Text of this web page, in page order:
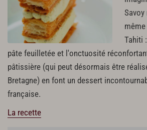
Tahiti
pâte feuilletée et l'onctuosité
pâtissière (qui peut désormais être
Bretagne) en font un dessert
française.
La recette